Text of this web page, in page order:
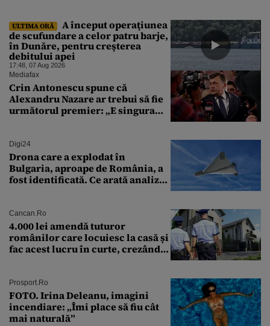
ULTIMA ORĂ
A început operaţiunea
de scufundare a celor patru barje,
în Dunăre, pentru creşterea
debitului apei
17:48, 07 Aug 2026
Mediafax
Crin Antonescu spune că
Alexandru Nazare ar trebui să fie
următorul premier: „E singura
Digi24
Drona care a explodat în
Bulgaria, aproape de România, a
fost identificată. Ce arată analiza
Cancan.ro
4.000 lei amendă tuturor
românilor care locuiesc la casă și
fac acest lucru în curte, crezând
Prosport.ro
FOTO. Irina Deleanu, imagini
incendiare: „Îmi place să fiu cât
mai naturală”